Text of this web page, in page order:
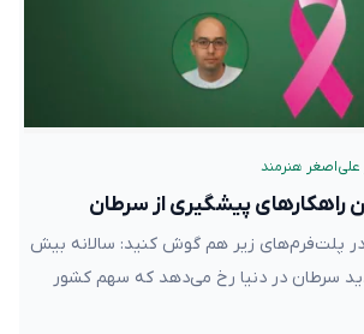
علی‌اصغر هنرمند
راهکارهای پیشگیری از سرطان
در پلت‌فرم‌های زیر هم گوش کنید: سالانه بیش
جدید سرطان در دنیا رخ می‌دهد که سهم کشور